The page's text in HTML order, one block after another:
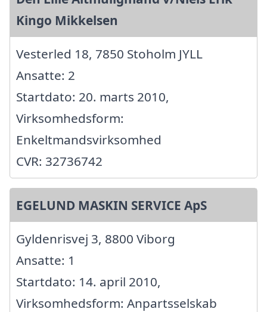
Kingo Mikkelsen
Vesterled 18, 7850 Stoholm JYLL
Ansatte: 2
Startdato: 20. marts 2010,
Virksomhedsform:
Enkeltmandsvirksomhed
CVR: 32736742
EGELUND MASKIN SERVICE ApS
Gyldenrisvej 3, 8800 Viborg
Ansatte: 1
Startdato: 14. april 2010,
Virksomhedsform: Anpartsselskab